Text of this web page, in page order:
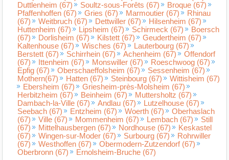
Duttlenheim (67)
Soultz-sous-Forêts (67)
Broque (67)
Pfaffenhoffen (67)
Gries (67) Marmoutier (67)
Rhinau
(67)
Weitbruch (67) Dettwiller (67)
Hilsenheim (67)
Huttenheim (67)
Lipsheim (67) Schirmeck (67)
Boersch
(67)
Dorlisheim (67) Kilstett (67)
Geudertheim (67)
Kaltenhouse (67)
Wisches (67)
Lauterbourg (67)
Berstett (67)
Schirrhein (67) Achenheim (67)
Offendorf
(67)
Ittenheim (67) Monswiller (67)
Roeschwoog (67)
Epfig (67)
Oberschaeffolsheim (67)
Sessenheim (67)
Mothern(67)
Hatten (67) Steinbourg (67)
Wittisheim (67)
Ebersheim (67)
Griesheim-près-Molsheim (67)
Herbitzheim (67)
Beinheim (67)
Muttersholtz (67)
Dambach-la-Ville (67)
Andlau (67)
Lutzelhouse (67)
Seebach (67)
Entzheim (67) Woerth (67)
Oberhaslach
(67)
Ville (67) Mommenheim (67) Lembach (67)
Still
(67)
Mittelhausbergen (67) Nordhouse (67)
Keskastel
(67)
Wingen-sur-Moder (67) Surbourg (67)
Rohrwiller
(67)
Westhoffen (67)
Obermodern-Zutzendorf (67)
Oberbronn (67)
Ernolsheim-Bruche (67)